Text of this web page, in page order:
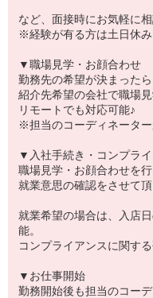
など、面接時にお気軽に
※経験が有る方は土日休
▼職場見学・お顔合わせ
勤務先の希望が決まったら
紹介先希望の会社で職場
リモートでも対応可能♪
※担当のコーディネータ
▼入社手続き・コンプラ
職場見学・お顔合わせを
就業意思の確認をさせて頂
就業希望の場合は、入店
能。
コンプライアンスに関す
▼お仕事開始
勤務開始後も担当のコー